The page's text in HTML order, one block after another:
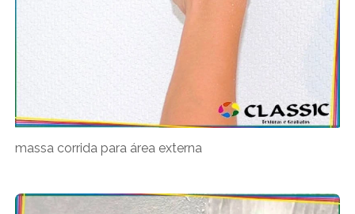
massa corrida para área externa